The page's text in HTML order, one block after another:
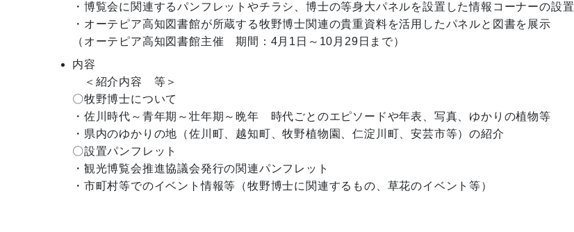
・博覧会に関連するパンフレットやチラシ、博士の等身大パネルを設置した情報コーナーの設置
・オーテピア高知図書館が所蔵する牧野博士関連の貴重資料を活用したパネルと図書を展示
（オーテピア高知図書館主催　期間：4月1日～10月29日まで）
内容
＜紹介内容　等＞
〇牧野博士について
・佐川時代～青年期～壮年期～晩年　時代ごとのエピソードや年表、写真、ゆかりの植物等
・県内のゆかりの地（佐川町、越知町、牧野植物園、仁淀川町、安芸市等）の紹介
〇設置パンフレット
・観光博覧会推進協議会発行の関連パンフレット
・市町村等でのイベント情報等（牧野博士に関連するもの、草花のイベント等）